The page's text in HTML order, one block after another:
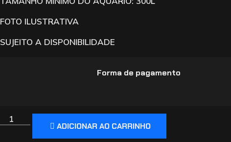
FOTO ILUSTRATIVA
SUJEITO A DISPONIBILIDADE
Forma de pagamento
ADICIONAR AO CARRINHO